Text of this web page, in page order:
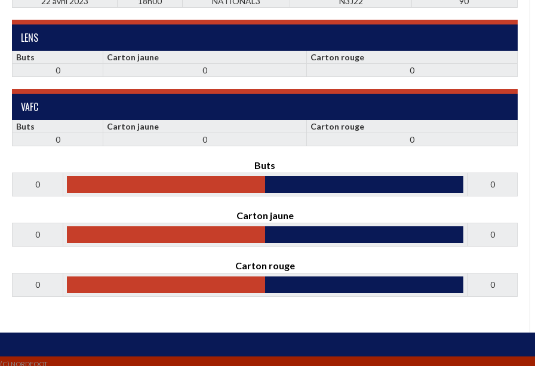
LENS
Buts Carton jaune
Carton rouge
0
0 0
VAFC
Buts Carton jaune
Carton rouge
0
0 0
Buts
0 0
Carton jaune
0 0
Carton rouge
0 0
(C) NORDFOOT